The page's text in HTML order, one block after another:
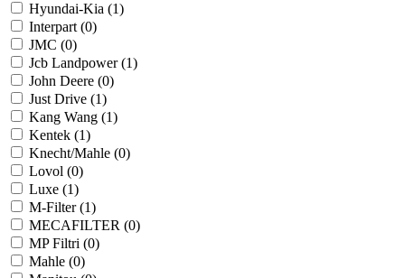
Hyundai-Kia (1)
Interpart (0)
JMC (0)
Jcb Landpower (1)
John Deere (0)
Just Drive (1)
Kang Wang (1)
Kentek (1)
Knecht/Mahle (0)
Lovol (0)
Luxe (1)
M-Filter (1)
MECAFILTER (0)
MP Filtri (0)
Mahle (0)